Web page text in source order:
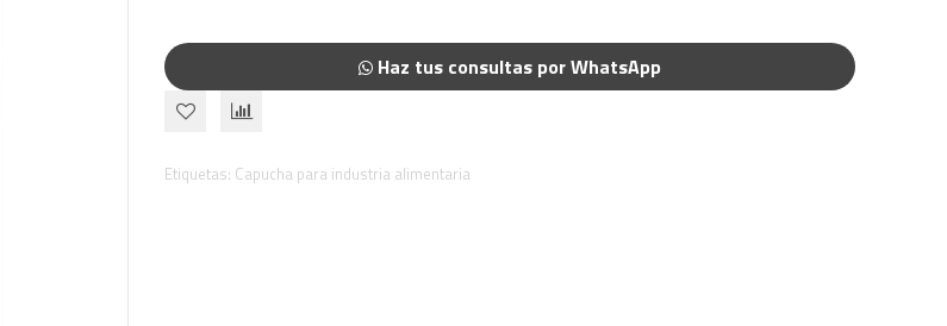
Haz tus consultas por WhatsApp
Etiquetas: Capucha para industria alimentaria